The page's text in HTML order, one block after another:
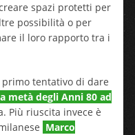
spazi protetti per
possibilità o per
il loro rapporto tra i
tentativo di dare
metà degli Anni 80 ad
Più riuscita invece è
Marco